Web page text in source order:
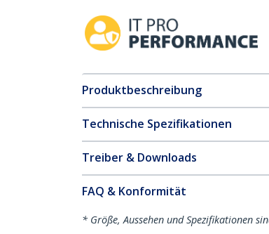
Produktbeschreibung
Technische Spezifikationen
Treiber & Downloads
FAQ & Konformität
* Größe, Aussehen und Spezifikationen